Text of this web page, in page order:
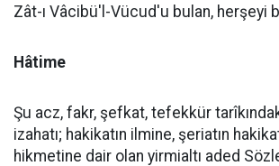
Zât-ı Vâcibü'l-Vücud'u bulan, herşeyi
Hâtime
Şu acz, fakr, şefkat, tefekkür
izahatı; hakikatın ilmine, şeriatın
hikmetine dair olan yirmialtı aded